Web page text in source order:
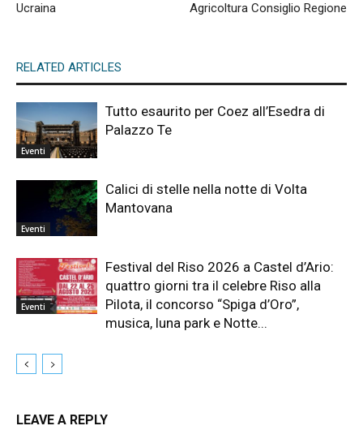
Ucraina
Agricoltura Consiglio Regione
RELATED ARTICLES
Eventi
Tutto esaurito per Coez all’Esedra di
Palazzo Te
Eventi
Calici di stelle nella notte di Volta
Mantovana
Eventi
Festival del Riso 2026 a Castel d’Ario:
quattro giorni tra il celebre Riso alla
Pilota, il concorso “Spiga d’Oro”,
musica, luna park e Notte...
LEAVE A REPLY